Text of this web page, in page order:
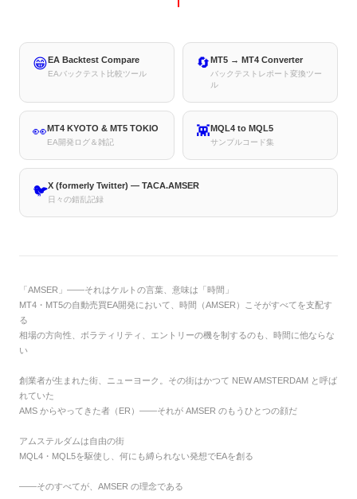
😁EA Backtest Compare
EAバックテスト比較ツール
🔄MT5 → MT4 Converter
バックテストレポート変換ツー
ル
👀MT4 KYOTO & MT5 TOKIO
EA開発ログ＆雑記
👾MQL4 to MQL5
サンプルコード集
🐦X (formerly Twitter) — TACA.AMSER
日々の錯乱記録
「AMSER」——それはケルトの言葉、意味は「時間」
MT4・MT5の自動売買EA開発において、時間（AMSER）こそがすべてを支配す
る
相場の方向性、ボラティリティ、エントリーの機を制するのも、時間に他ならな
い
創業者が生まれた街、ニューヨーク。その街はかつて NEW AMSTERDAM と呼ば
れていた
AMS からやってきた者（ER）——それが AMSER のもうひとつの顔だ
アムステルダムは自由の街
MQL4・MQL5を駆使し、何にも縛られない発想でEAを創る
——そのすべてが、AMSER の理念である